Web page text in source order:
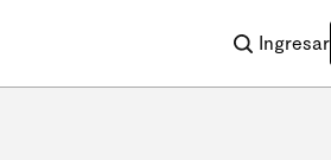
Ingresar